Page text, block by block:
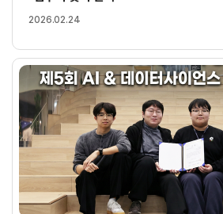
2026.02.24